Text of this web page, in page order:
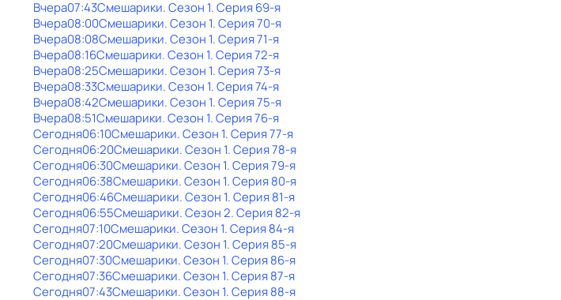
Вчера07:43Смешарики. Сезон 1. Серия 69-я
Вчера08:00Смешарики. Сезон 1. Серия 70-я
Вчера08:08Смешарики. Сезон 1. Серия 71-я
Вчера08:16Смешарики. Сезон 1. Серия 72-я
Вчера08:25Смешарики. Сезон 1. Серия 73-я
Вчера08:33Смешарики. Сезон 1. Серия 74-я
Вчера08:42Смешарики. Сезон 1. Серия 75-я
Вчера08:51Смешарики. Сезон 1. Серия 76-я
Сегодня06:10Смешарики. Сезон 1. Серия 77-я
Сегодня06:20Смешарики. Сезон 1. Серия 78-я
Сегодня06:30Смешарики. Сезон 1. Серия 79-я
Сегодня06:38Смешарики. Сезон 1. Серия 80-я
Сегодня06:46Смешарики. Сезон 1. Серия 81-я
Сегодня06:55Смешарики. Сезон 2. Серия 82-я
Сегодня07:10Смешарики. Сезон 1. Серия 84-я
Сегодня07:20Смешарики. Сезон 1. Серия 85-я
Сегодня07:30Смешарики. Сезон 1. Серия 86-я
Сегодня07:36Смешарики. Сезон 1. Серия 87-я
Сегодня07:43Смешарики. Сезон 1. Серия 88-я